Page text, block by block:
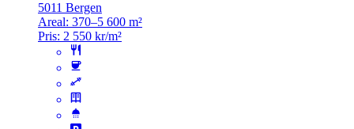
5011 Bergen
Areal: 370–5 600 m²
Pris: 2 550 kr/m²